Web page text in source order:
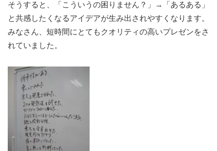
そうすると、「こういうの困りません？」→「あるある」
と共感したくなるアイデアが生み出されやすくなります。
みなさん、短時間にとてもクオリティの高いプレゼンをさ
れていました。